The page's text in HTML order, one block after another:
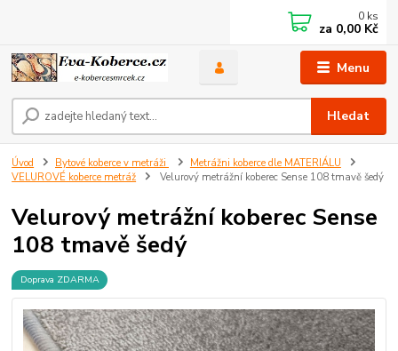
Menu
Hledat
0 ks
za 0,00 Kč
Úvod Bytové koberce v metráži
Metrážni koberce dle MATERIÁLU
VELUROVÉ koberce metráž
Velurový metrážní koberec Sense 108 tmavě šedý
Velurový metrážní koberec Sense
108 tmavě šedý
Doprava ZDARMA